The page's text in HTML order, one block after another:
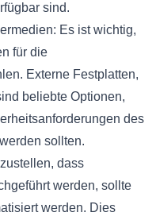
sind.
Es ist wichtig,
für die
Externe Festplatten,
beliebte Optionen,
des
sollten.
dass
werden, sollte
werden. Dies